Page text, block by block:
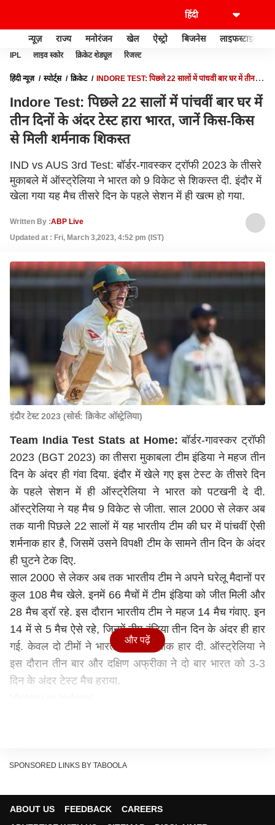
न्यूज़ राज्य मनोरंजन खेल ऐस्ट्रो बिजनेस लाइफस्टाइल
IPL लाइव स्कोर क्रिकेट शेड्यूल रिजल्ट
हिंदी न्यूज़ स्पोर्ट्स क्रिकेट
INDORE TEST: पिछले 22 सालों में पांचवीं बार घर में तीन
Indore Test: पिछले 22 सालों में पांचवीं बार घर में
तीन दिनों के अंदर टेस्ट हारा भारत, जानें किस-किस
से मिली शर्मनाक शिकस्त
IND vs AUS 3rd Test: बॉर्डर-गावस्कर ट्रॉफी 2023 के तीसरे
मुकाबले में ऑस्ट्रेलिया ने भारत को 9 विकेट से शिकस्त दी. इंदौर में
खेला गया यह मैच तीसरे दिन के पहले सेशन में ही खत्म हो गया.
Written By :ABP Live
Updated at : Fri, March 3,2023, 4:52 pm (IST)
इंदौर टेस्ट 2023 (सोर्स: क्रिकेट ऑस्ट्रेलिया)
Team India Test Stats at Home:बॉर्डर-गावस्कर ट्रॉफी
2023 (BGT 2023) का तीसरा मुकाबला टीम इंडिया ने महज तीन
दिन के अंदर ही गंवा दिया. इंदौर में खेले गए इस टेस्ट के तीसरे दिन
के पहले सेशन में ही ऑस्ट्रेलिया ने भारत को पटखनी दे दी.
ऑस्ट्रेलिया ने यह मैच 9 विकेट से जीता. साल 2000 से लेकर अब
तक यानी पिछले 22 सालों में यह भारतीय टीम की घर में पांचवीं ऐसी
शर्मनाक हार है, जिसमें उसने विपक्षी टीम के सामने तीन दिन के अंदर
ही घुटने टेक दिए.
साल 2000 से लेकर अब तक भारतीय टीम ने अपने घरेलू मैदानों पर
कुल 108 मैच खेले. इनमें 66 मैचों में टीम इंडिया को जीत मिली और
28 मैच ड्रॉ रहे. इस दौरान भारतीय टीम ने महज 14 मैच गंवाए. इन
14 में से 5 मैच ऐसे रहे, जिनमें टीम इंडिया तीन दिन के अंदर ही हार
गई. केवल दो टीमों ने भारत को ये शर्मनाक हार दी. ऑस्ट्रेलिया ने
इस दौरान तीन बार और दक्षिण अफ्रीका ने दो बार भारत को 3-3
दिन के अंदर टेस्ट मैच हराया.
win against India 🇦🇺pic.twitter.com/NUTNRPe1Df
और पढ़ें
SPONSORED LINKS BY TABOOLA
ABOUT US FEEDBACK
CAREERS